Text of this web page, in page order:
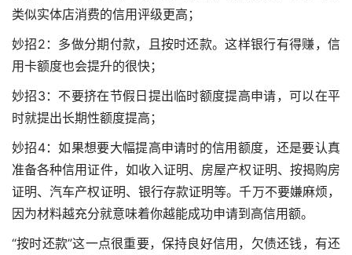
类似实体店消费的信用评级更高；
妙招2：多做分期付款，且按时还款。这样银行有得赚，信
用卡额度也会提升的很快；
妙招3：不要挤在节假日提出临时额度提高申请，可以在平
时就提出长期性额度提高；
妙招4：如果想要大幅提高申请时的信用额度，还是要认真
准备各种信用证件，如收入证明、房屋产权证明、按揭购房
证明、汽车产权证明、银行存款证明等。千万不要嫌麻烦，
因为材料越充分就意味着你越能成功申请到高信用额。
“按时还款”这一点很重要，保持良好信用，欠债还钱，有还